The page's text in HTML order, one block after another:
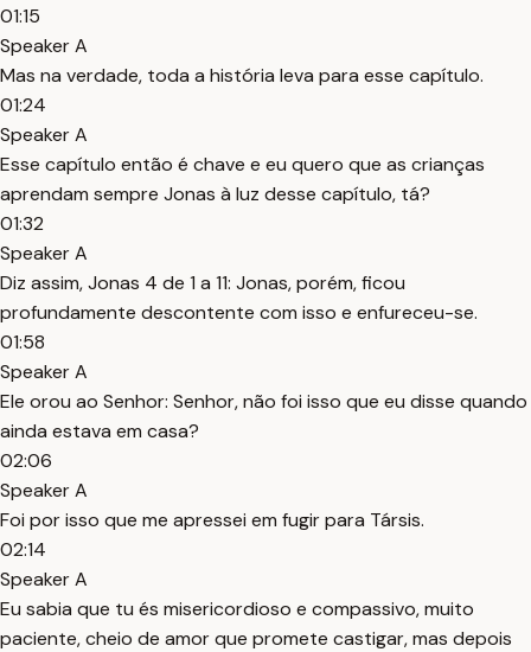
01:15
Speaker A
Mas na verdade, toda a história leva para esse capítulo.
01:24
Speaker A
Esse capítulo então é chave e eu quero que as crianças
aprendam sempre Jonas à luz desse capítulo, tá?
01:32
Speaker A
Diz assim, Jonas 4 de 1 a 11: Jonas, porém, ficou
profundamente descontente com isso e enfureceu-se.
01:58
Speaker A
Ele orou ao Senhor: Senhor, não foi isso que eu disse quando
ainda estava em casa?
02:06
Speaker A
Foi por isso que me apressei em fugir para Társis.
02:14
Speaker A
Eu sabia que tu és misericordioso e compassivo, muito
paciente, cheio de amor que promete castigar, mas depois